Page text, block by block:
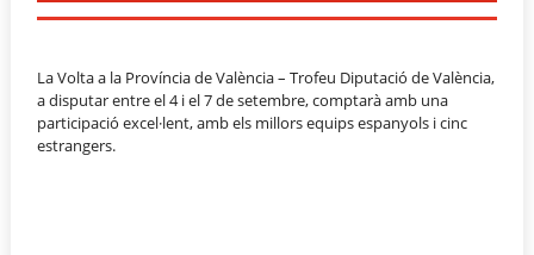
La Volta a la Província de València – Trofeu Diputació de València,
a disputar entre el 4 i el 7 de setembre, comptarà amb una
participació excel·lent, amb els millors equips espanyols i cinc
estrangers.